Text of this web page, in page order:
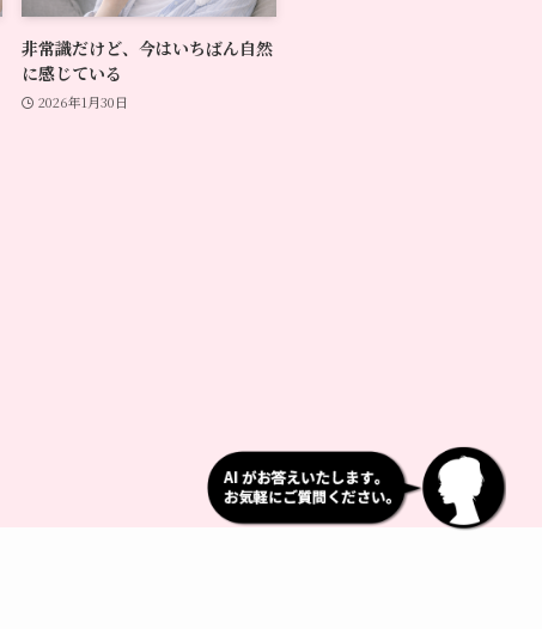
非常識だけど、今はいちばん自然
に感じている
2026年1月30日